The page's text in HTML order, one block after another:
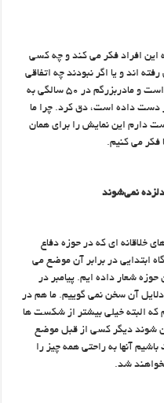
این افراد فکر می کند و چه کسی
اند و یا اگر نبودند چه اتفاقی
می افتاد؟ افزود: عموی خود من شهید شده است و مادربزرگم در ۵۰ سالگی به
دست داده است، دق کرد. چرا ما
دارم این نمایش را برای همان
فکر می کنیم.
نمی‌شوند
خلاقانه ای که در حوزه دفاع
ابتدایی در برابر آن موضع می
حوزه شعار داده ایم. پیامبر در
آن سخن نمی گوییم. ما هم در
البته خیلی بیشتر از شکست ها
شوند دیگر کسی از قبل موضع
آنها به راحتی همه چیز را
شد.